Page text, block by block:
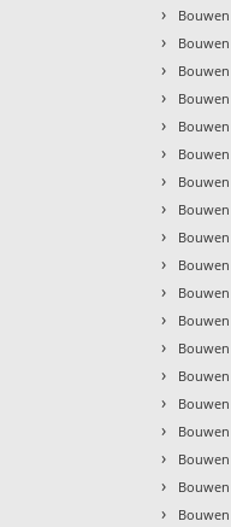
›
›
›
›
›
›
›
›
›
›
›
›
›
›
›
›
›
›
›